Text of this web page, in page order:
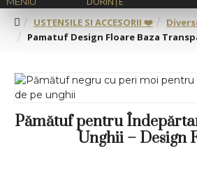
USTENSILE SI ACCESORII ❤️
Pamatuf Design Floare Baza
Pămătuf pentru
Unghii – Design